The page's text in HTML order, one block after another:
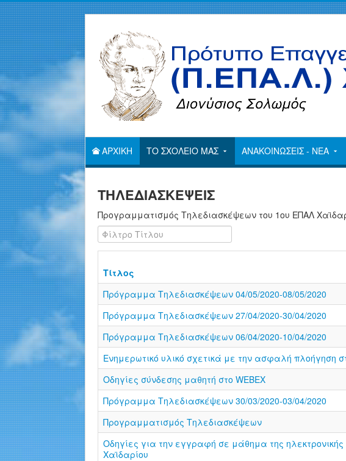
ΑΡΧΙΚΗ ΤΟ ΣΧΟΛΕΙΟ ΜΑΣ ΑΝΑΚΟΙΝΩΣΕΙΣ - ΝΕΑ
ΤΗΛΕΔΙΑΣΚΕΨΕΙΣ
Προγραμματισμός Τηλεδιασκέψεων του 1ου ΕΠΑΛ
Φίλτρο Τίτλου
Τίτλος
Πρόγραμμα Τηλεδιασκέψεων 04/05/2020-08/05/2020
Πρόγραμμα Τηλεδιασκέψεων 27/04/2020-30/04/2020
Πρόγραμμα Τηλεδιασκέψεων 06/04/2020-10/04/2020
Ενημερωτικό υλικό σχετικά με την ασφαλή πλοήγηση
Οδηγίες σύνδεσης μαθητή στο WEBEX
Πρόγραμμα Τηλεδιασκέψεων 30/03/2020-03/04/2020
Προγραμματισμός Τηλεδιασκέψεων
Οδηγίες για την εγγραφή σε μάθημα της
Χαϊδαρίου